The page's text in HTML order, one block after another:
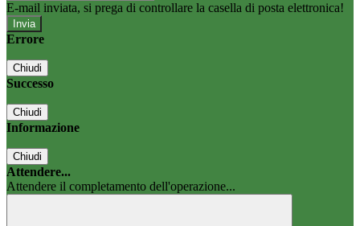
E-mail inviata, si prega di controllare la casella di posta elettronica!
Errore
Chiudi
Successo
Chiudi
Informazione
Chiudi
Attendere...
Attendere il completamento dell'operazione...